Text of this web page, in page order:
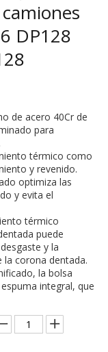
DP128
de acero 40Cr de
para
térmico como
y revenido.
optimiza las
y evita el
térmico
puede
y la
la corona dentada.
la bolsa
integral, que